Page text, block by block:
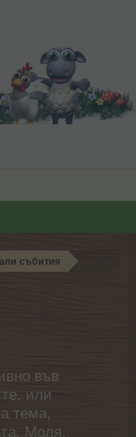
събития
във
или
тема,
Моля,